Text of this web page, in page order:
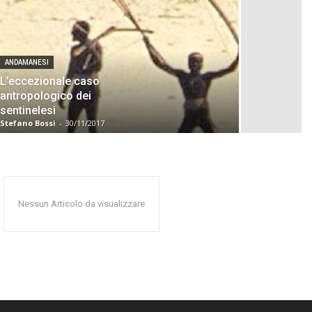
ANDAMANESI
L’eccezionale caso
antropologico dei
sentinelesi
Stefano Bossi - 30/11/2017
Nessun Articolo da visualizzare